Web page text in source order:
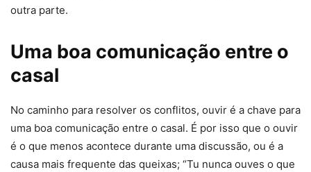
outra parte.
Uma boa comunicação entre o
casal
No caminho para resolver os conflitos, ouvir é a chave para
uma boa comunicação entre o casal. É por isso que o ouvir
é o que menos acontece durante uma discussão, ou é a
causa mais frequente das queixas; “Tu nunca ouves o que